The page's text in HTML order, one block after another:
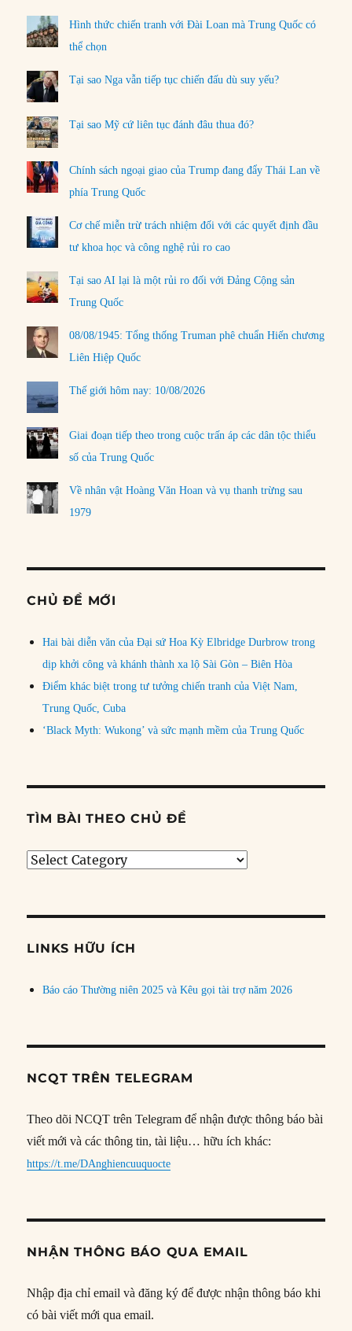
Hình thức chiến tranh với Đài Loan mà Trung Quốc có
thể chọn
Tại sao Nga vẫn tiếp tục chiến đấu dù suy yếu?
Tại sao Mỹ cứ liên tục đánh đâu thua đó?
Chính sách ngoại giao của Trump đang đẩy Thái Lan về
phía Trung Quốc
Cơ chế miễn trừ trách nhiệm đối với các quyết định đầu
tư khoa học và công nghệ rủi ro cao
Tại sao AI lại là một rủi ro đối với Đảng Cộng sản
Trung Quốc
08/08/1945: Tổng thống Truman phê chuẩn Hiến chương
Liên Hiệp Quốc
Thế giới hôm nay: 10/08/2026
Giai đoạn tiếp theo trong cuộc trấn áp các dân tộc thiểu
số của Trung Quốc
Về nhân vật Hoàng Văn Hoan và vụ thanh trừng sau
1979
CHỦ ĐỀ MỚI
Hai bài diễn văn của Đại sứ Hoa Kỳ Elbridge Durbrow trong
dịp khởi công và khánh thành xa lộ Sài Gòn – Biên Hòa
Điểm khác biệt trong tư tưởng chiến tranh của Việt Nam,
Trung Quốc, Cuba
‘Black Myth: Wukong’ và sức mạnh mềm của Trung Quốc
TÌM BÀI THEO CHỦ ĐỀ
Tìm
đề
LINKS HỮU ÍCH
Báo cáo Thường niên 2025 và Kêu gọi tài trợ năm 2026
NCQT TRÊN TELEGRAM
Theo dõi NCQT trên Telegram để nhận được thông báo bài
viết mới và các thông tin, tài liệu… hữu ích khác:
https://t.me/DAnghiencuuquocte
NHẬN THÔNG BÁO QUA EMAIL
Nhập địa chỉ email và đăng ký để được nhận thông báo khi
có bài viết mới qua email.